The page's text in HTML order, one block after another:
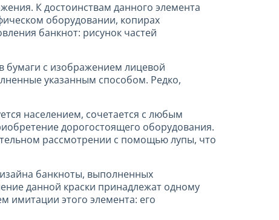
К достоинствам данного элемента
оборудовании, копирах
банкнот: рисунок частей
бумаги с изображением лицевой
указанным способом. Редко,
населением, сочетается с любым
дорогостоящего оборудования.
рассмотрении с помощью лупы, что
банкноты, выполненных
данной краски принадлежат одному
имитации этого элемента: его